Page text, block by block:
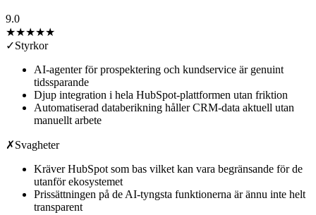
9.0
★★★★★
✓Styrkor
AI-agenter för prospektering och kundservice är genuint
tidssparande
Djup integration i hela HubSpot-plattformen utan friktion
Automatiserad databerikning håller CRM-data aktuell utan
manuellt arbete
✗Svagheter
Kräver HubSpot som bas vilket kan vara begränsande för de
utanför ekosystemet
Prissättningen på de AI-tyngsta funktionerna är ännu inte helt
transparent